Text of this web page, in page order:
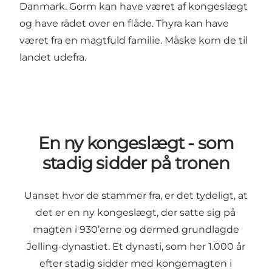
Danmark. Gorm kan have været af kongeslægt
og have rådet over en flåde. Thyra kan have
været fra en magtfuld familie. Måske kom de til
landet udefra.
En ny kongeslægt - som
stadig sidder på tronen
Uanset hvor de stammer fra, er det tydeligt, at
det er en ny kongeslægt, der satte sig på
magten i 930’erne og dermed grundlagde
Jelling-dynastiet. Et dynasti, som her 1.000 år
efter stadig sidder med kongemagten i